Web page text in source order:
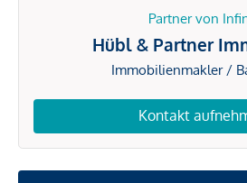
Partner von
Hübl & Partner
Immobilienmakler /
Kontakt